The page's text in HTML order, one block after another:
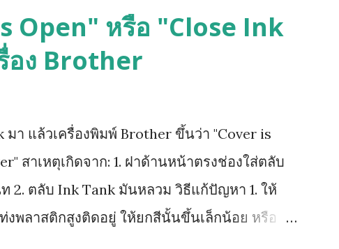
Open" หรือ "Close Ink
อง Brother
า แล้วเครื่องพิมพ์ Brother ขึ้นว่า "Cover is
สาเหตุเกิดจาก: 1. ฝาด้านหน้าตรงช่องใส่ตลับ
2. ตลับ Ink Tank มันหลวม วิธีแก้ปัญหา 1. ให้
งพลาสติกสูงติดอยู่ ให้ยกสีนั้นขึ้นเล็กน้อย หรือ